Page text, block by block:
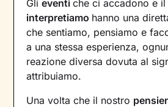
Glieventiche ci accadono e
interpretiamo hanno una
che sentiamo, pensiamo e
a una stessa esperienza,
reazione diversa dovuta al
attribuiamo.
Una volta che il nostro